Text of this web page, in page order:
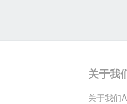
关于我
关于我们